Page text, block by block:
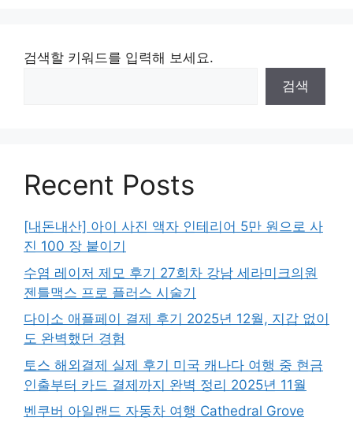
검색할 키워드를 입력해 보세요.
검색
Recent Posts
[내돈내산] 아이 사진 액자 인테리어 5만 원으로 사
진 100 장 붙이기
수염 레이저 제모 후기 27회차 강남 세라미크의원
젠틀맥스 프로 플러스 시술기
다이소 애플페이 결제 후기 2025년 12월, 지갑 없이
도 완벽했던 경험
토스 해외결제 실제 후기 미국 캐나다 여행 중 현금
인출부터 카드 결제까지 완벽 정리 2025년 11월
벤쿠버 아일랜드 자동차 여행 Cathedral Grove